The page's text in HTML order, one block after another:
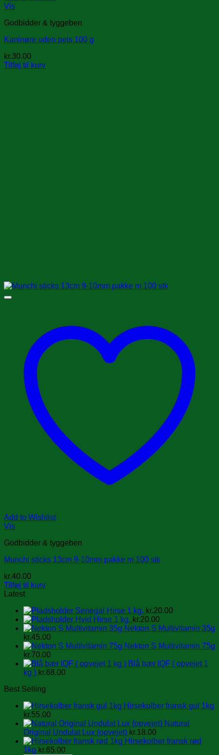
Vis
Godbidder & tyggeben
Kaninøre uden pels 100 g
kr.30.00
Tilføj til kurv
Add to Wishlist
Vis
Godbidder & tyggeben
Munchi sticks 13cm 9-10mm pakke m 100 stk
kr.40.00
Tilføj til kurv
Latest
Senegal Hirse 1 kg. kr.20.00
Hvid Hirse 1 kg. kr.20.00
Nekton S Multivitamin 35g
kr.45.00
Nekton S Multivitamin 75g
kr.70.00
Blå bær IQF ( opvejet 1
kg ) kr.68.00
Best Selling
Hirsekolber fransk gul 1kg
kr.55.00
Natural
Original Undulat Lux (opvejet) kr.18.00
Hirsekolber fransk rød
1kg kr.65.00